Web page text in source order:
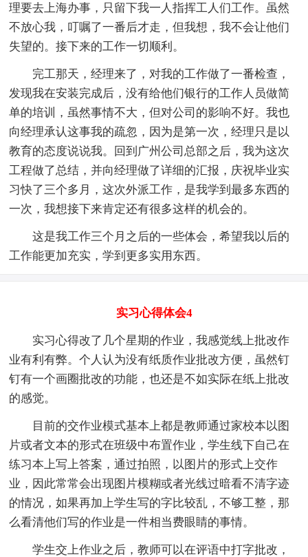
理要去上海办事，只留下我一人指挥工人们工作。虽然
不放心我，叮嘱了一番后才走，但我想，我不会让他们
失望的。接下来的工作一切顺利。
完工那天，经理来了，对我的工作做了一番检查，
发现我在安装完成后，没有给他们银行的工作人员做简
单的培训，虽然事情不大，但对公司的影响不好。我也
向经理承认这事我的疏忽，因为是第一次，经理只是以
教育的态度说说我。回到广州公司总部之后，我为这次
工程做了总结，并向经理做了详细的汇报，庆祝毕业实
习快了三个多月，这次外派工作，是我学到最多东西的
一次，我想接下来肯定还有很多这样的机会的。
这是我工作三个月之后的一些体会，希望我以后的
工作能更加充实，学到更多实用东西。
实习心得体会4
实习心得改了几个星期的作业，我感觉线上批改作
业有利有弊。个人认为没有纸质作业批改方便，虽然钉
钉有一个画圈批改的功能，也还是不如实际在纸上批改
的感觉。
目前的交作业模式基本上都是教师通过家校本以图
片或者文本的形式在班级中布置作业，学生线下自己在
练习本上写上答案，通过拍照，以图片的形式上交作
业，因此常常会出现图片模糊或者光线过暗看不清字迹
的情况，如果再加上学生写的字比较乱，不够工整，那
么看清他们写的作业是一件相当费眼睛的事情。
学生交上作业之后，教师可以在评语中打字批改，